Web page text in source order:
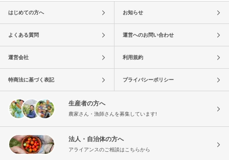
はじめての方へ お知らせ
よくある質問 運営へのお問い合わせ
運営会社 利用規約
特商法に基づく表記 プライバシーポリシー
生産者の方へ
農家さん・漁師さんを募集しています!
法人・自治体の方へ
アライアンスのご相談はこちらから